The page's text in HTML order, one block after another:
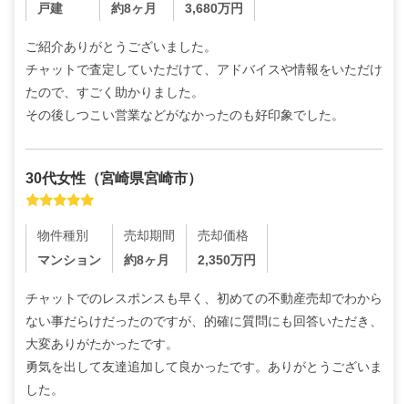
戸建
約8ヶ月
3,680万円
ご紹介ありがとうございました。
チャットで査定していただけて、アドバイスや情報をいただけ
たので、すごく助かりました。
その後しつこい営業などがなかったのも好印象でした。
30代女性 （宮崎県宮崎市）
物件種別
マンション
売却期間
約8ヶ月
売却価格
2,350万円
チャットでのレスポンスも早く、初めての不動産売却でわから
ない事だらけだったのですが、的確に質問にも回答いただき、
大変ありがたかったです。
勇気を出して友達追加して良かったです。ありがとうございま
した。